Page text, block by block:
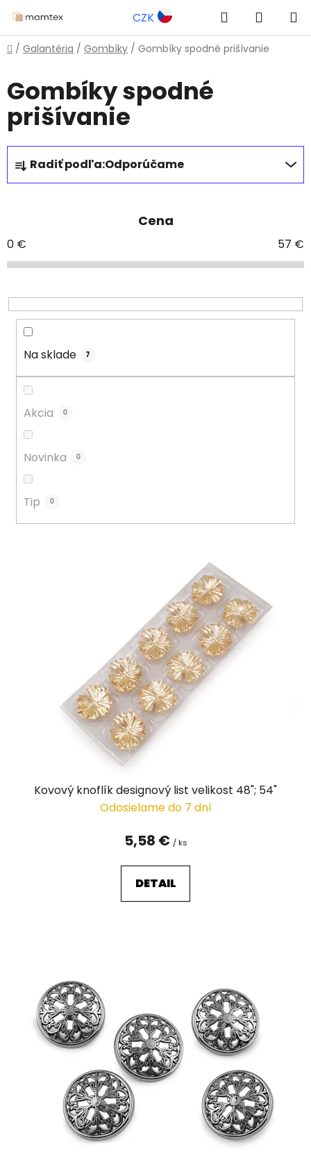
na
obsah
CZK Hľadať
KOŠÍK
Domov
/ Galantéria / Gombíky / Gombíky spodné prišívanie
Gombíky spodné
prišívanie
R
a
d
i
e
r
o
Radiť podľa:Odporúčame
Cena
0 € 57 €
Na sklade 7
Akcia 0
Novinka 0
Tip 0
Kovový knoflík designový list velikost 48"; 54"
Odosielame do 7 dní
5,58 € / ks
DETAIL